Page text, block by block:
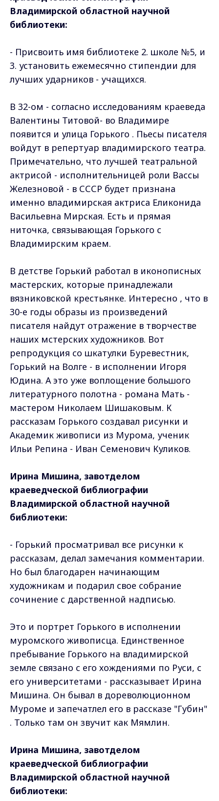
Владимирской областной научной
библиотеки:
- Присвоить имя библиотеке 2. школе №5, и
3. установить ежемесячно стипендии для
лучших ударников - учащихся.
В 32-ом - согласно исследованиям краеведа
Валентины Титовой- во Владимире
появится и улица Горького . Пьесы писателя
войдут в репертуар владимирского театра.
Примечательно, что лучшей театральной
актрисой - исполнительницей роли Вассы
Железновой - в СССР будет признана
именно владимирская актриса Еликонида
Васильевна Мирская. Есть и прямая
ниточка, связывающая Горького с
Владимирским краем.
В детстве Горький работал в иконописных
мастерских, которые принадлежали
вязниковской крестьянке. Интересно , что в
30-е годы образы из произведений
писателя найдут отражение в творчестве
наших мстерских художников. Вот
репродукция со шкатулки Буревестник,
Горький на Волге - в исполнении Игоря
Юдина. А это уже воплощение большого
литературного полотна - романа Мать -
мастером Николаем Шишаковым. К
рассказам Горького создавал рисунки и
Академик живописи из Мурома, ученик
Ильи Репина - Иван Семенович Куликов.
Ирина Мишина, завотделом
краеведческой библиографии
Владимирской областной научной
библиотеки:
- Горький просматривал все рисунки к
рассказам, делал замечания комментарии.
Но был благодарен начинающим
художникам и подарил свое собрание
сочинение с дарственной надписью.
Это и портрет Горького в исполнении
муромского живописца. Единственное
пребывание Горького на владимирской
земле связано с его хождениями по Руси, с
его университетами - рассказывает Ирина
Мишина. Он бывал в дореволюционном
Муроме и запечатлел его в рассказе "Губин"
. Только там он звучит как Мямлин.
Ирина Мишина, завотделом
краеведческой библиографии
Владимирской областной научной
библиотеки: